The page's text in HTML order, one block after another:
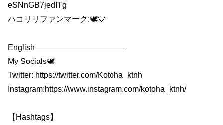
eSNnGB7jedITg
ハコリリファンマーク:🕊🤍
English———————————–
My Socials🕊
Twitter: https://twitter.com/Kotoha_ktnh
Instagram:https://www.instagram.com/kotoha_ktnh/
【Hashtags】